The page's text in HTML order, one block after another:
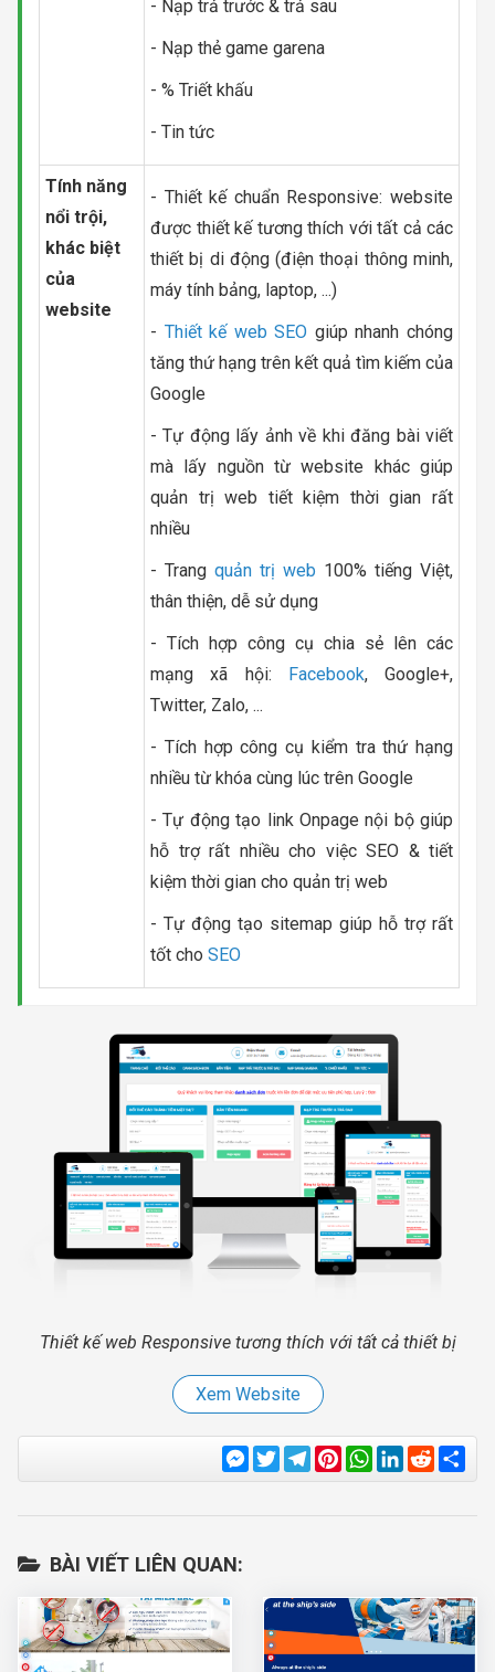
- Nạp trả trước & trả sau
- Nạp thẻ game garena
- % Triết khấu
- Tin tức
Tính năng
nổi trội,
khác biệt
của
website
- Thiết kế chuẩn Responsive: website
được thiết kế tương thích với tất cả các
thiết bị di động (điện thoại thông minh,
máy tính bảng, laptop, ...)
- Thiết kế web SEO giúp nhanh chóng
tăng thứ hạng trên kết quả tìm kiếm của
Google
- Tự động lấy ảnh về khi đăng bài viết
mà lấy nguồn từ website khác giúp
quản trị web tiết kiệm thời gian rất
nhiều
- Trang quản trị web 100% tiếng Việt,
thân thiện, dễ sử dụng
- Tích hợp công cụ chia sẻ lên các
mạng xã hội: Facebook, Google+,
Twitter, Zalo, ...
- Tích hợp công cụ kiểm tra thứ hạng
nhiều từ khóa cùng lúc trên Google
- Tự động tạo link Onpage nội bộ giúp
hỗ trợ rất nhiều cho việc SEO & tiết
kiệm thời gian cho quản trị web
- Tự động tạo sitemap giúp hỗ trợ rất
tốt cho SEO
Thiết kế web Responsive tương thích với tất cả thiết bị
Xem Website
Messenger
TwitterTelegram
Pinterest
WhatsApp
LinkedIn
Reddit
BÀI VIẾT LIÊN QUAN: